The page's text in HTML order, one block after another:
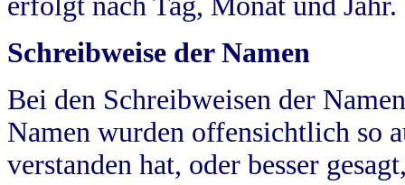
Schreibweise der Namen
Bei den Schreibweisen der
Namen wurden offensichtlich so
verstanden hat, oder besser